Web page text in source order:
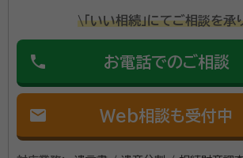
て断念した」といった方のご相談を多く
人が全国に分散している場合や、空き家
った特殊な不動産が含まれるケース、
国籍・在留資格を持っていたケースなど
相続にも柔軟に対応可能です。 これま
手つかずだった相続」や「相続人の所在
\「いい相続」にてご相談を承
phone お電話でのご相談
mail Web相談も受付中